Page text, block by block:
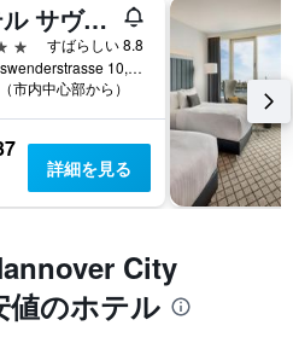
ホテル サヴォイ ハノーファー
すばらしい 8.8
Schlosswenderstrasse 10, ハノーファー, ニーダーザクセン, ドイツ
市内中心部から）
詳細を見る
City
値のホテル